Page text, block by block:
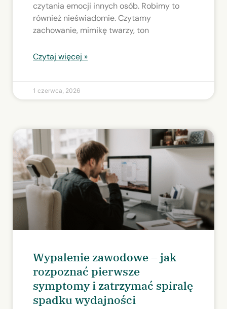
czytania emocji innych osób. Robimy to
również nieświadomie. Czytamy
zachowanie, mimikę twarzy, ton
Czytaj więcej »
1 czerwca, 2026
Wypalenie zawodowe – jak
rozpoznać pierwsze
symptomy i zatrzymać spiralę
spadku wydajności